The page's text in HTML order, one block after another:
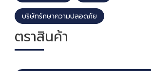
บริษัทรักษาความปลอดภัย
ตราสินค้า